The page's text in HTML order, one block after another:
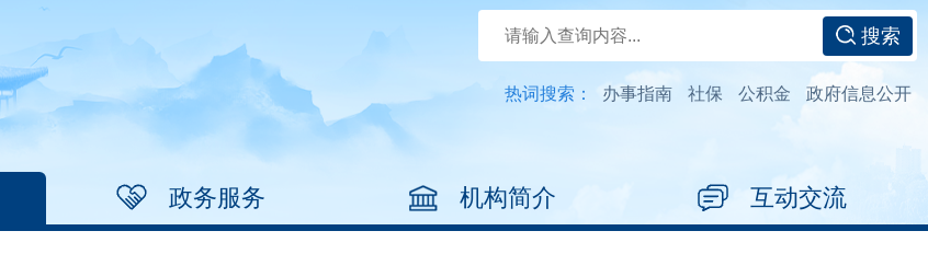
搜索
热词搜索： 办事指南 社保 公积金 政府信息公开
政务服务 机构简介 互动交流